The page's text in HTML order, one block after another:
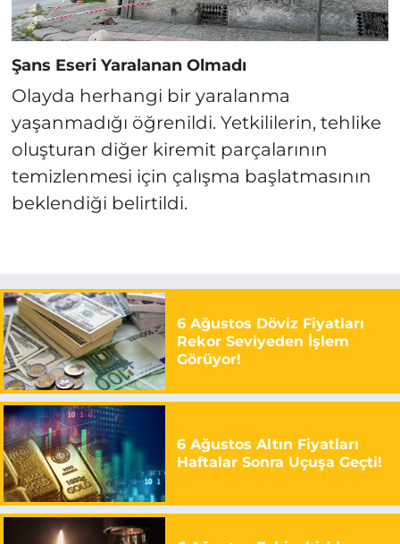
Şans Eseri Yaralanan Olmadı
Olayda herhangi bir yaralanma
yaşanmadığı öğrenildi. Yetkililerin, tehlike
oluşturan diğer kiremit parçalarının
temizlenmesi için çalışma başlatmasının
beklendiği belirtildi.
6 Ağustos Döviz Fiyatları
Rekor Seviyeden İşlem
Görüyor!
6 Ağustos Altın Fiyatları
Haftalar Sonra Uçuşa Geçti!